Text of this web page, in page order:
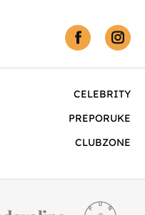
CELEBRITY
PREPORUKE
CLUBZONE